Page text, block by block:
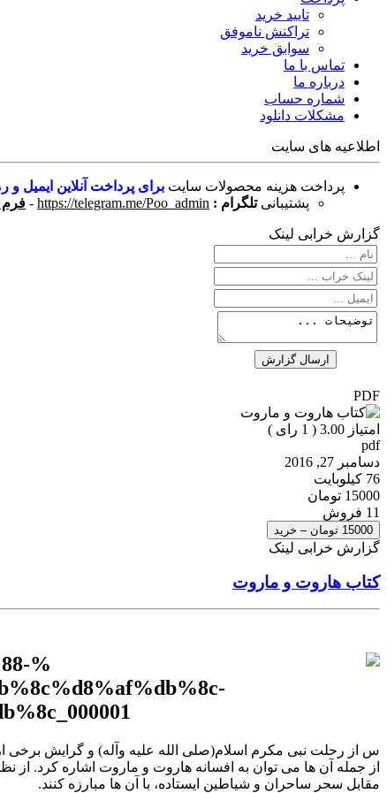
تایید خرید
تراکنش ناموفق
سوابق خرید
تماس با ما
درباره ما
شماره حساب
مشکلات دانلود
اطلاعیه های سایت
پرداخت هزینه محصولات سایت برای پرداخت آنلاین ایمیل و
پشتیبانی تلگرام : https://telegram.me/Poo_admin
- فرم
گزارش خرابی لینک
PDF
امتیاز 3.00 ( 1 رای )
pdf
دسامبر 27, 2016
76 کیلوبایت
15000 تومان
11 فروش
15000 تومان – خرید
گزارش خرابی لینک
کتاب هاروت و ماروت
س از رحلت نبى مکرم اسلام(صلى الله علیه وآله) و گرایش برخى از
از جمله آن ها مى توان به افسانه هاروت و ماروت اشاره کرد. از
مقابل سحر ساحران و شیاطین ایستاده، با آن ها مبارزه کنند.